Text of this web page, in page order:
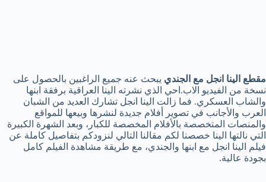
مقطع الينا انجل مع الجندي يبحث عنه جميع الراغبين بالحصول على
نسخة من الفيديو الاب.احي الذي نشرته الينا العراقية برفقة ابنها
والشاب العسكري. فما زالت الينا انجل تشارك العديد من الشبان
العرب والأجانب في تصوير أفلام جديدة لنشرها وبيعها للمواقع
والمنصات المتخصصة بالأفلام المخصصة للكبار، وبعد الشهرة الكبيرة
التي نالتها الينا خصصنا لكم مقالنا التالي لنزودكم بتفاصيل كاملة عن
فيلم الينا انجل مع ابنها والجندي، مع طريقة مشاهدة الفيلم كامل
بجودة عالية.